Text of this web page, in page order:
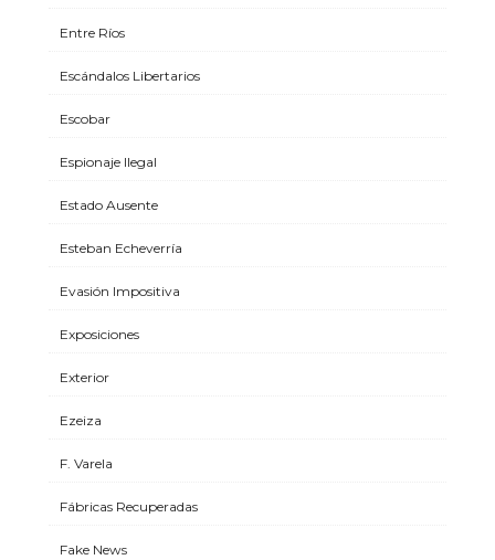
Entre Ríos
Escándalos Libertarios
Escobar
Espionaje Ilegal
Estado Ausente
Esteban Echeverría
Evasión Impositiva
Exposiciones
Exterior
Ezeiza
F. Varela
Fábricas Recuperadas
Fake News